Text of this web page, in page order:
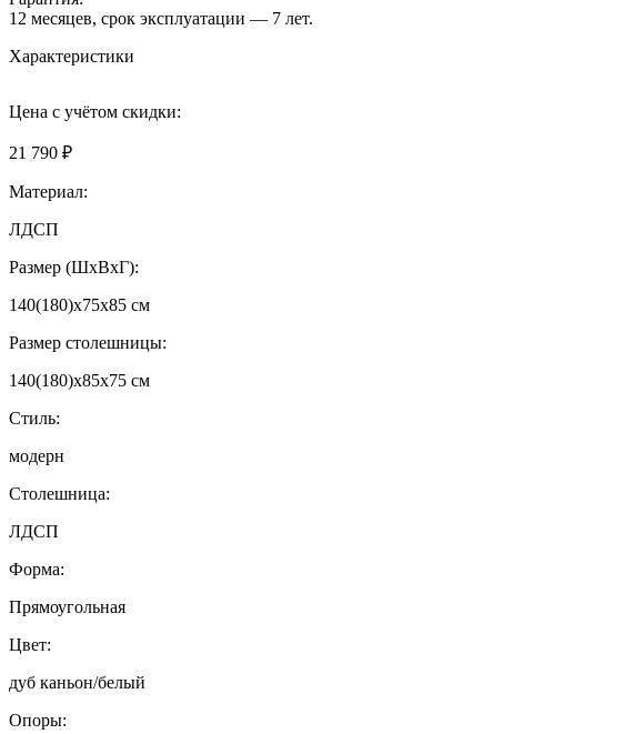
12 месяцев, срок эксплуатации — 7 лет.
Характеристики
Цена с учётом скидки:
21 790 ₽
Материал:
ЛДСП
Размер (ШхВхГ):
140(180)x75х85 см
Размер столешницы:
140(180)х85х75 см
Стиль:
модерн
Столешница:
ЛДСП
Форма:
Прямоугольная
Цвет:
дуб каньон/белый
Опоры: